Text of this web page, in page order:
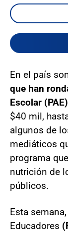
En el país
que han
Escolar
$40 mil,
algunos de
mediáticos
programa
nutrición de
públicos.
Esta
Educadores